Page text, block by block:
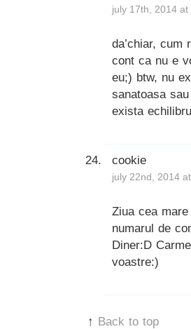
july 17th, 2014
da’chiar,
cont ca nu e
eu;) btw, nu
sanatoasa
exista
cookie
july 22nd, 2014
Ziua cea
numarul de
Diner:D
voastre:)
↑ Back to top